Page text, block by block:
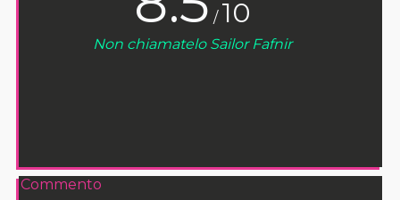
/ 10
Non chiamatelo Sailor Fafnir
Commento